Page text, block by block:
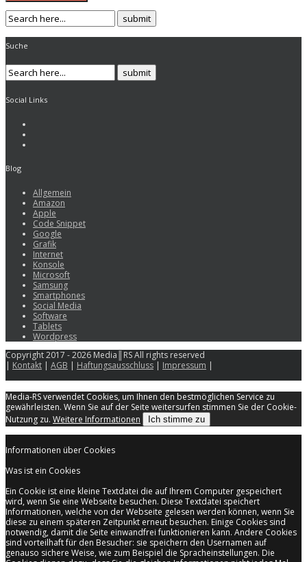
Suche
Social Links
Blog
Allgemein
Amazon
Apple
Code Snippet
Google
Grafik
Internet
Konsole
Microsoft
Samsung
Smartphones
Social Media
Software
Tablets
Wordpress
Copyright 2017 - 2026 Media║RS All rights reserved
| Kontakt | AGB | Haftungsausschluss | Impressum |
Media-RS verwendet Cookies, um Ihnen den bestmöglichen Service zu
gewährleisten. Wenn Sie auf der Seite weitersurfen stimmen Sie der Cookie-
Nutzung zu. Weitere Informationen Ich stimme zu
Informationen über Cookies
Was ist ein Cookies
Ein Cookie ist eine kleine Textdatei die auf Ihrem Computer gespeichert
wird, wenn Sie eine Webseite besuchen. Diese Textdatei speichert
Informationen, welche von der Webseite gelesen werden können, wenn Sie
diese zu einem späteren Zeitpunkt erneut besuchen. Einige Cookies sind
notwendig, damit die Seite einwandfrei funktionieren kann. Andere Cookies
sind vorteilhaft für den Besucher: sie speichern den Usernamen auf
genauso sichere Weise, wie zum Beispiel die Spracheinstellungen. Die